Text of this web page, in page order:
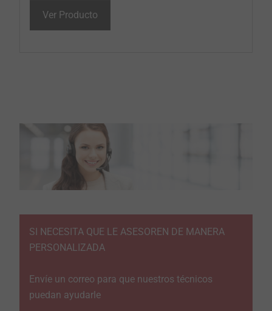
Ver Producto
SI NECESITA QUE LE ASESOREN DE MANERA
PERSONALIZADA
Envíe un correo para que nuestros técnicos
puedan ayudarle